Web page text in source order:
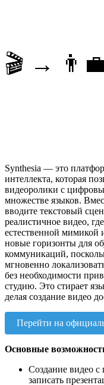
🎬 →
Synthesia — это
интеллекта, которая
видеоролики с
множестве языков.
вводите текстовый
реалистичное видео,
естественной мимикой
новые горизонты для
коммуникаций,
мгновенно
без необходимости
студию. Это стирает
делая создание видео
Перейти на
Основные
Создание видео
записать